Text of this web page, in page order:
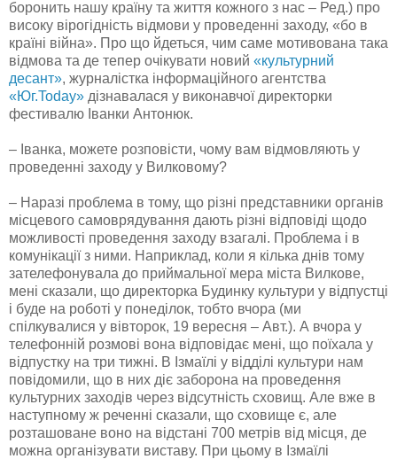
боронить нашу країну та життя кожного з нас – Ред.) про
високу вірогідність відмови у проведенні заходу, «бо в
країні війна». Про що йдеться, чим саме мотивована така
відмова та де тепер очікувати новий «культурний
десант», журналістка інформаційного агентства
«Юг.Today» дізнавалася у виконавчої директорки
фестивалю Іванки Антонюк.
– Іванка, можете розповісти, чому вам відмовляють у
проведенні заходу у Вилковому?
– Наразі проблема в тому, що різні представники органів
місцевого самоврядування дають різні відповіді щодо
можливості проведення заходу взагалі. Проблема і в
комунікації з ними. Наприклад, коли я кілька днів тому
зателефонувала до приймальної мера міста Вилкове,
мені сказали, що директорка Будинку культури у відпустці
і буде на роботі у понеділок, тобто вчора (ми
спілкувалися у вівторок, 19 вересня – Авт.). А вчора у
телефонній розмові вона відповідає мені, що поїхала у
відпустку на три тижні. В Ізмаїлі у відділі культури нам
повідомили, що в них діє заборона на проведення
культурних заходів через відсутність сховищ. Але вже в
наступному ж реченні сказали, що сховище є, але
розташоване воно на відстані 700 метрів від місця, де
можна організувати виставу. При цьому в Ізмаїлі